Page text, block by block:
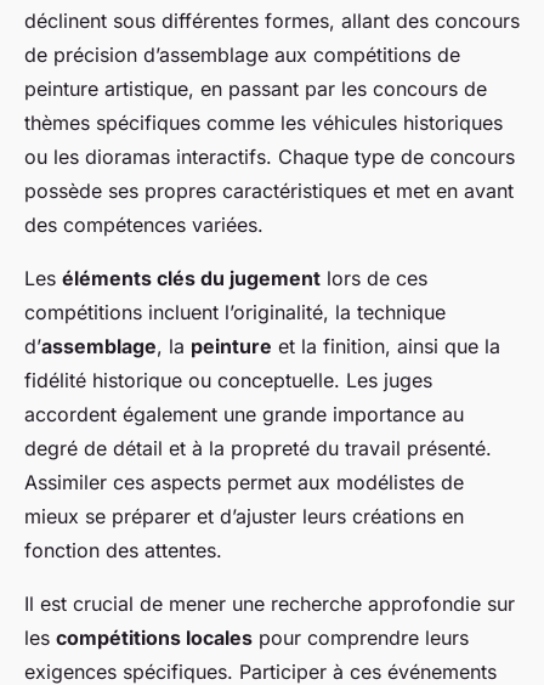
déclinent sous différentes formes, allant des concours
de précision d’assemblage aux compétitions de
peinture artistique, en passant par les concours de
thèmes spécifiques comme les véhicules historiques
ou les dioramas interactifs. Chaque type de concours
possède ses propres caractéristiques et met en avant
des compétences variées.
Les éléments clés du jugement lors de ces
compétitions incluent l’originalité, la technique
d’assemblage, la peinture et la finition, ainsi que la
fidélité historique ou conceptuelle. Les juges
accordent également une grande importance au
degré de détail et à la propreté du travail présenté.
Assimiler ces aspects permet aux modélistes de
mieux se préparer et d’ajuster leurs créations en
fonction des attentes.
Il est crucial de mener une recherche approfondie sur
les compétitions locales pour comprendre leurs
exigences spécifiques. Participer à ces événements